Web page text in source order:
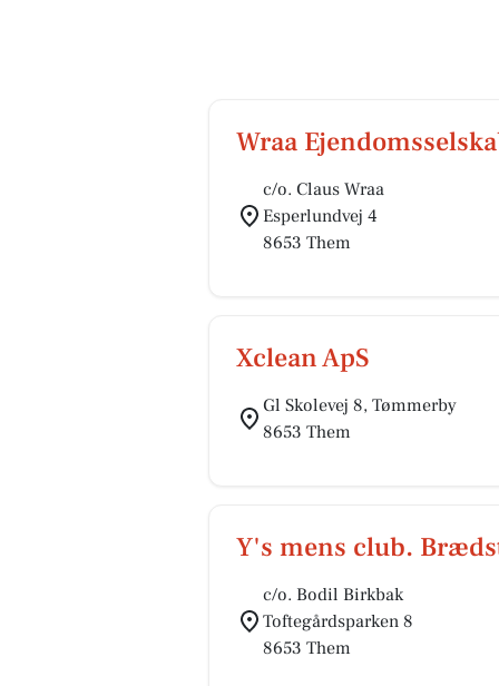
Wraa
c/o. Claus Wraa
Esperlundvej 4
8653 Them
Xclean ApS
Gl Skolevej 8, Tømmerby
8653 Them
Y's mens club.
c/o. Bodil Birkbak
Toftegårdsparken 8
8653 Them